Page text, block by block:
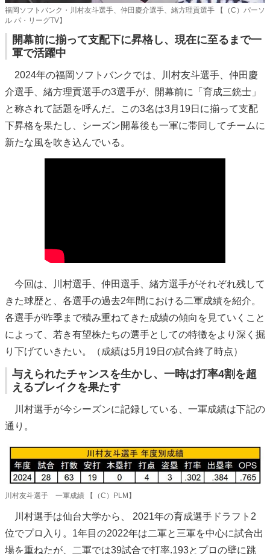
福岡ソフトバンク・川村友斗選手、仲田慶介選手、緒方理貢選手 【（C）パーソ
ル パ・リーグTV】
開幕前に揃って支配下に昇格し、現在に至るまで一
軍で活躍中
2024年の福岡ソフトバンクでは、川村友斗選手、仲田慶
介選手、緒方理貢選手の3選手が、開幕前に「育成三銃士」
と称されて話題を呼んだ。この3名は3月19日に揃って支配
下昇格を果たし、シーズン開幕後も一軍に帯同してチームに
新たな風を吹き込んでいる。
今回は、川村選手、仲田選手、緒方選手がそれぞれ残して
きた球歴と、各選手の過去2年間における二軍成績を紹介。
各選手が昨季まで積み重ねてきた成績の傾向を見ていくこと
によって、若き有望株たちの選手としての特徴をより深く掘
り下げていきたい。（成績は5月19日の試合終了時点）
与えられたチャンスを生かし、一時は打率4割を超
えるブレイクを果たす
川村選手が今シーズンに記録している、一軍成績は下記の
通り。
川村友斗選手 一軍成績 【（C）PLM】
川村選手は仙台大学から、 2021年の育成選手ドラフト2
位でプロ入り。1年目の2022年は二軍と三軍を中心に試合出
場を重ねたが、二軍では39試合で打率.193とプロの壁に跳